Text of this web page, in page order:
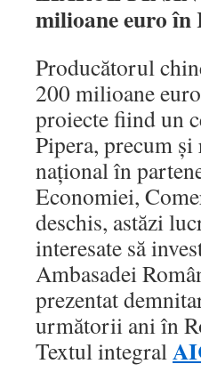
milioane euro în
Producătorul
200 milioane
proiecte fiind un
Pipera, precum
naţional în
Economiei,
deschis, astăzi
interesate să
Ambasadei
prezentat
următorii ani în
Textul integral